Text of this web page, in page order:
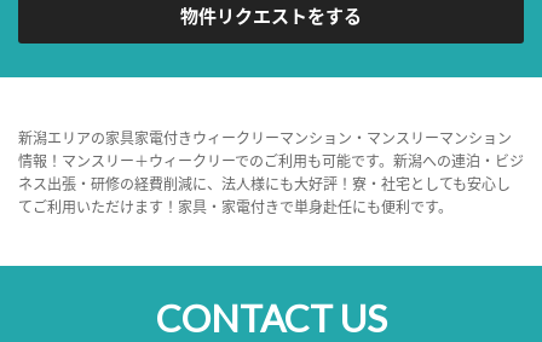
物件リクエストをする
新潟エリアの家具家電付きウィークリーマンション・マンスリーマンション
情報！マンスリー＋ウィークリーでのご利用も可能です。新潟への連泊・ビジ
ネス出張・研修の経費削減に、法人様にも大好評！寮・社宅としても安心し
てご利用いただけます！家具・家電付きで単身赴任にも便利です。
CONTACT US